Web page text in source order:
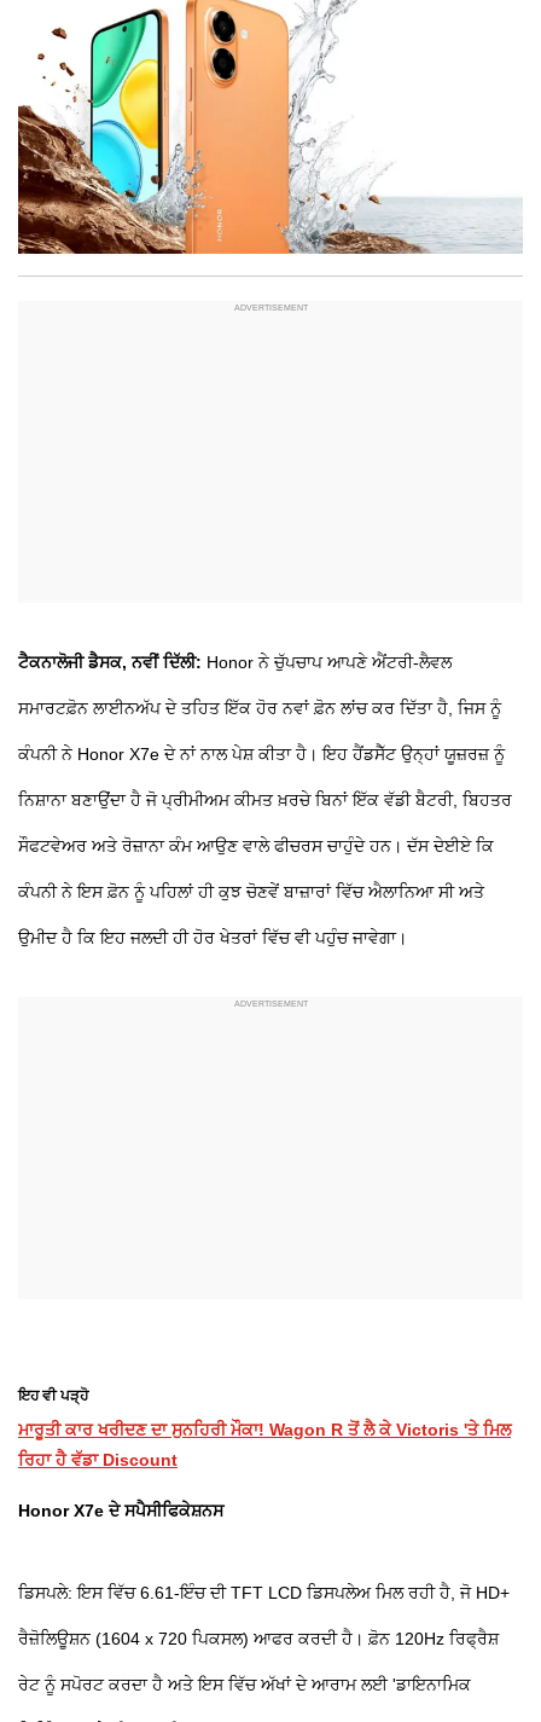
ਟੈਕਨਾਲੋਜੀ ਡੈਸਕ, ਨਵੀਂ ਦਿੱਲੀ: Honor ਨੇ ਚੁੱਪਚਾਪ ਆਪਣੇ ਐਂਟਰੀ-ਲੈਵਲ
ਸਮਾਰਟਫ਼ੋਨ ਲਾਈਨਅੱਪ ਦੇ ਤਹਿਤ ਇੱਕ ਹੋਰ ਨਵਾਂ ਫ਼ੋਨ ਲਾਂਚ ਕਰ ਦਿੱਤਾ ਹੈ, ਜਿਸ ਨੂੰ
ਕੰਪਨੀ ਨੇ Honor X7e ਦੇ ਨਾਂ ਨਾਲ ਪੇਸ਼ ਕੀਤਾ ਹੈ। ਇਹ ਹੈਂਡਸੈੱਟ ਉਨ੍ਹਾਂ ਯੂਜ਼ਰਜ਼ ਨੂੰ
ਨਿਸ਼ਾਨਾ ਬਣਾਉਂਦਾ ਹੈ ਜੋ ਪ੍ਰੀਮੀਅਮ ਕੀਮਤ ਖ਼ਰਚੇ ਬਿਨਾਂ ਇੱਕ ਵੱਡੀ ਬੈਟਰੀ, ਬਿਹਤਰ
ਸੌਫਟਵੇਅਰ ਅਤੇ ਰੋਜ਼ਾਨਾ ਕੰਮ ਆਉਣ ਵਾਲੇ ਫੀਚਰਸ ਚਾਹੁੰਦੇ ਹਨ। ਦੱਸ ਦੇਈਏ ਕਿ
ਕੰਪਨੀ ਨੇ ਇਸ ਫ਼ੋਨ ਨੂੰ ਪਹਿਲਾਂ ਹੀ ਕੁਝ ਚੋਣਵੇਂ ਬਾਜ਼ਾਰਾਂ ਵਿੱਚ ਐਲਾਨਿਆ ਸੀ ਅਤੇ
ਉਮੀਦ ਹੈ ਕਿ ਇਹ ਜਲਦੀ ਹੀ ਹੋਰ ਖੇਤਰਾਂ ਵਿੱਚ ਵੀ ਪਹੁੰਚ ਜਾਵੇਗਾ।
ਇਹ ਵੀ ਪੜ੍ਹੋ
ਮਾਰੂਤੀ ਕਾਰ ਖਰੀਦਣ ਦਾ ਸੁਨਹਿਰੀ ਮੌਕਾ! Wagon R ਤੋਂ ਲੈ ਕੇ Victoris 'ਤੇ ਮਿਲ
ਰਿਹਾ ਹੈ ਵੱਡਾ Discount
Honor X7e ਦੇ ਸਪੈਸੀਫਿਕੇਸ਼ਨਸ
ਡਿਸਪਲੇ: ਇਸ ਵਿੱਚ 6.61-ਇੰਚ ਦੀ TFT LCD ਡਿਸਪਲੇਅ ਮਿਲ ਰਹੀ ਹੈ, ਜੋ HD+
ਰੈਜ਼ੋਲਿਊਸ਼ਨ (1604 x 720 ਪਿਕਸਲ) ਆਫਰ ਕਰਦੀ ਹੈ। ਫ਼ੋਨ 120Hz ਰਿਫ੍ਰੈਸ਼
ਰੇਟ ਨੂੰ ਸਪੋਰਟ ਕਰਦਾ ਹੈ ਅਤੇ ਇਸ ਵਿੱਚ ਅੱਖਾਂ ਦੇ ਆਰਾਮ ਲਈ 'ਡਾਇਨਾਮਿਕ